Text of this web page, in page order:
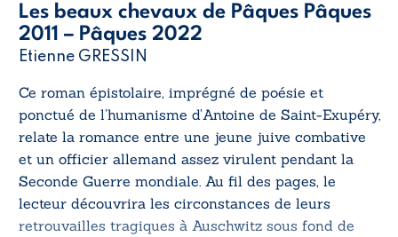
Les beaux chevaux de Pâques Pâques
2011 – Pâques 2022
Etienne GRESSIN
Ce roman épistolaire, imprégné de poésie et
ponctué de l’humanisme d’Antoine de Saint-Exupéry,
relate la romance entre une jeune juive combative
et un officier allemand assez virulent pendant la
Seconde Guerre mondiale. Au fil des pages, le
lecteur découvrira les circonstances de leurs
retrouvailles tragiques à Auschwitz sous fond de